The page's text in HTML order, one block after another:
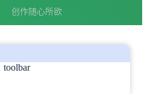
创作随心所欲